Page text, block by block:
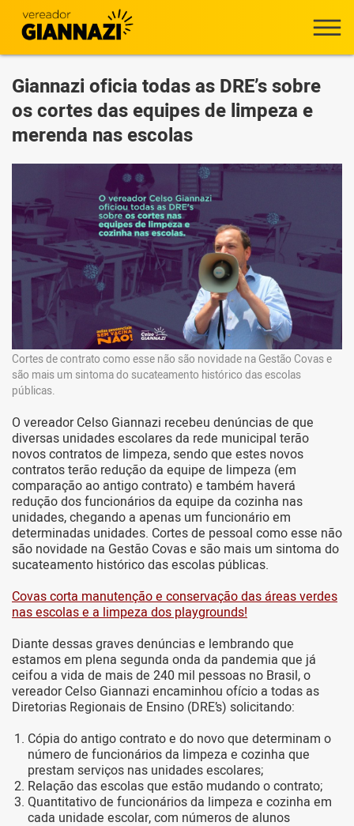
Giannazi oficia todas as DRE’s sobre
os cortes das equipes de limpeza e
merenda nas escolas
Cortes de contrato como esse não são novidade na Gestão Covas e
são mais um sintoma do sucateamento histórico das escolas
públicas.
O vereador Celso Giannazi recebeu denúncias de que
diversas unidades escolares da rede municipal terão
novos contratos de limpeza, sendo que estes novos
contratos terão redução da equipe de limpeza (em
comparação ao antigo contrato) e também haverá
redução dos funcionários da equipe da cozinha nas
unidades, chegando a apenas um funcionário em
determinadas unidades. Cortes de pessoal como esse não
são novidade na Gestão Covas e são mais um sintoma do
sucateamento histórico das escolas públicas.
Covas corta manutenção e conservação das áreas verdes
nas escolas e a limpeza dos playgrounds!
Diante dessas graves denúncias e lembrando que
estamos em plena segunda onda da pandemia que já
ceifou a vida de mais de 240 mil pessoas no Brasil, o
vereador Celso Giannazi encaminhou ofício a todas as
Diretorias Regionais de Ensino (DRE’s) solicitando:
Cópia do antigo contrato e do novo que determinam o
número de funcionários da limpeza e cozinha que
prestam serviços nas unidades escolares;
Relação das escolas que estão mudando o contrato;
Quantitativo de funcionários da limpeza e cozinha em
cada unidade escolar, com números de alunos